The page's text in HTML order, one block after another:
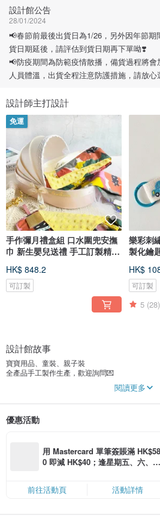
設計館公告
28/01/2024
📢春節前最後出貨日為1/26，另外因年節
貨日期延後，請評估到貨日期再下單呦❣️
📢防疫期間為防範疫情散播，備貨過程將
人員體溫，出貨全程注意防護措施，請放心
設計師主打設計
免運
手作彌月禮盒組 口水圍兜安撫
巾 新生嬰兒送禮 手工訂製精品
HK$ 848.2
可訂製
樂彩刺
製化鑰
HK$
可訂製
5 (28)
設計館故事
寶寶用品、童裝、親子裝
全產品手工製作生產，歡迎詢問💌
「樂彩」手感原創訂製
閱讀更多
優惠活動
用 Mastercard 單筆簽賬滿 HK$58
0 即減 HK$40；逢星期五、六、日
限，額滿即止，僅限「常用信用
卡」結帳）
前往活動頁 活動詳情